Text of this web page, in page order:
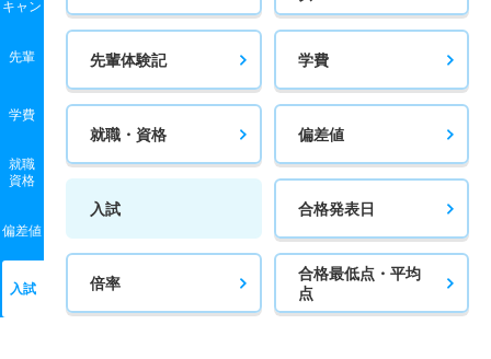
キャン
先輩
学費
就職
資格
偏差値
入試
先輩体験記 学費
就職・資格 偏差値
入試 合格発表日
倍率
合格最低点・平均
点